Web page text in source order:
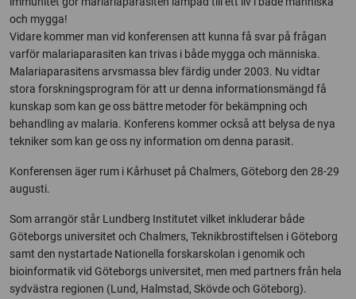
och mygga!
Vidare kommer man vid konferensen att kunna få svar på frågan
varför malariaparasiten kan trivas i både mygga och människa.
Malariaparasitens arvsmassa blev färdig under 2003. Nu vidtar
stora forskningsprogram för att ur denna informationsmängd få
kunskap som kan ge oss bättre metoder för bekämpning och
behandling av malaria. Konferens kommer också att belysa de nya
tekniker som kan ge oss ny information om denna parasit.
Konferensen äger rum i Kårhuset på Chalmers, Göteborg den 28-29
augusti.
Som arrangör står Lundberg Institutet vilket inkluderar både
Göteborgs universitet och Chalmers, Teknikbrostiftelsen i Göteborg
samt den nystartade Nationella forskarskolan i genomik och
bioinformatik vid Göteborgs universitet, men med partners från hela
sydvästra regionen (Lund, Halmstad, Skövde och Göteborg).